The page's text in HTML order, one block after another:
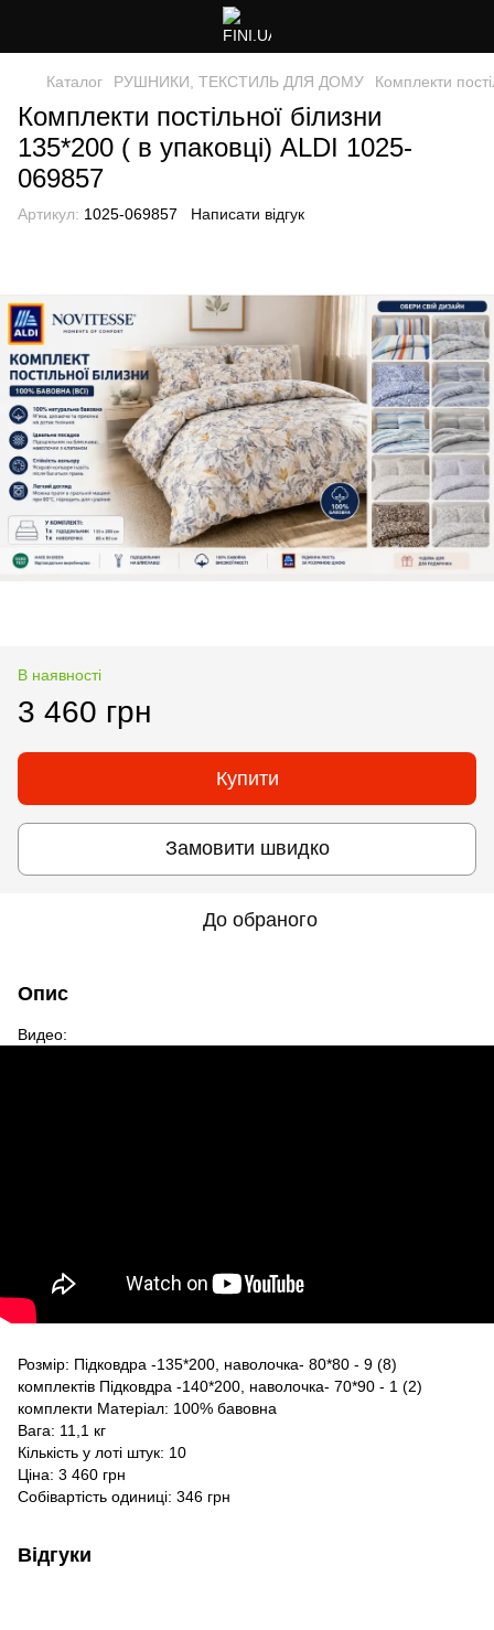
Каталог РУШНИКИ, ТЕКСТИЛЬ ДЛЯ ДОМУ Комплекти
Комплекти постільної білизни
135*200 ( в упаковці) ALDI 1025-
069857
Артикул: 1025-069857 Написати відгук
В наявності
3 460 грн
Купити
Замовити швидко
До обраного
Опис
Видео:
Розмір: Підковдра -135*200, наволочка- 80*80 - 9 (8)
комплектів Підковдра -140*200, наволочка- 70*90 - 1 (2)
комплекти Матеріал: 100% бавовна
Вага: 11,1 кг
Кількість у лоті штук: 10
Ціна: 3 460 грн
Собівартість одиниці: 346 грн
Відгуки